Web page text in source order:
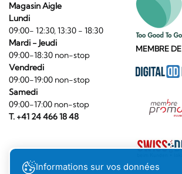
Magasin Aigle
Lundi
09:00- 12:30, 13:30 - 18:30
Mardi - Jeudi
09:00-18:30 non-stop
Vendredi
09:00-19:00 non-stop
Samedi
09:00-17:00 non-stop
T. +41 24 466 18 48
MEMBRE
Informations sur vos données